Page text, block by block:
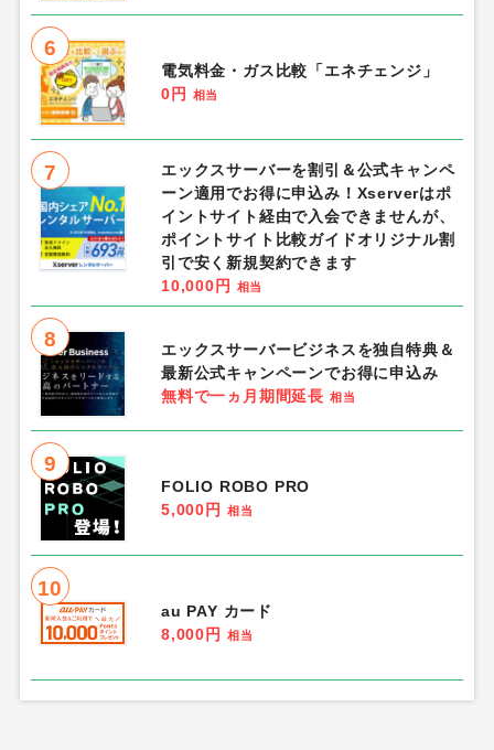
6
電気料金・ガス比較「エネチェンジ」
0円
相当
7
エックスサーバーを割引＆公式キャンペ
ーン適用でお得に申込み！Xserverはポ
イントサイト経由で入会できませんが、
ポイントサイト比較ガイドオリジナル割
引で安く新規契約できます
10,000円
相当
8
エックスサーバービジネスを独自特典＆
最新公式キャンペーンでお得に申込み
無料で一ヵ月期間延長 相当
9
FOLIO ROBO PRO
5,000円
相当
10
au PAY カード
8,000円
相当